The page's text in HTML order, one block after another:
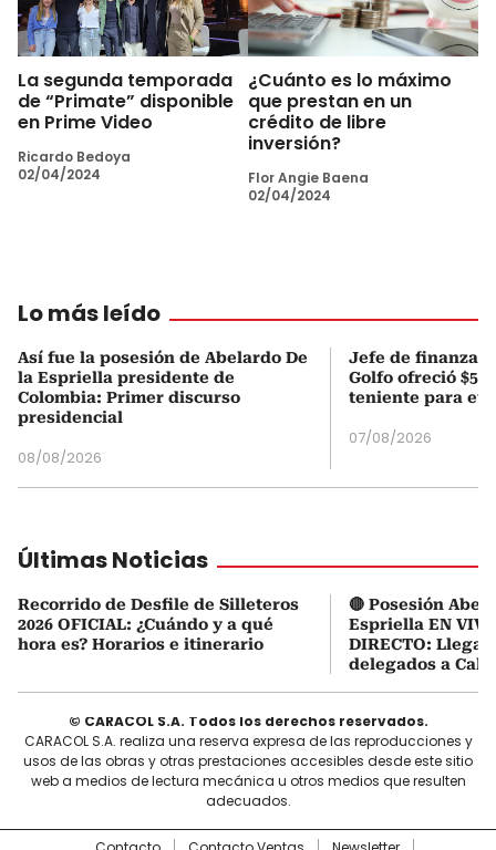
La segunda temporada
de “Primate” disponible
en Prime Video
Ricardo Bedoya
02/04/2024
¿Cuánto es lo máximo
que prestan en un
crédito de libre
inversión?
Flor Angie Baena
02/04/2024
Lo más leído
Así fue la posesión de Abelardo De
la Espriella presidente de
Colombia: Primer discurso
presidencial
08/08/2026
Jefe de finanzas
Golfo ofreció
teniente para
07/08/2026
Últimas Noticias
Recorrido de Desfile de Silleteros
2026 OFICIAL: ¿Cuándo y a qué
hora es? Horarios e itinerario
🔴 Posesión
Espriella EN
DIRECTO:
delegados a Cali
© CARACOL S.A. Todos los derechos reservados.
CARACOL S.A. realiza una reserva expresa de las reproducciones y
usos de las obras y otras prestaciones accesibles desde este sitio
web a medios de lectura mecánica u otros medios que resulten
adecuados.